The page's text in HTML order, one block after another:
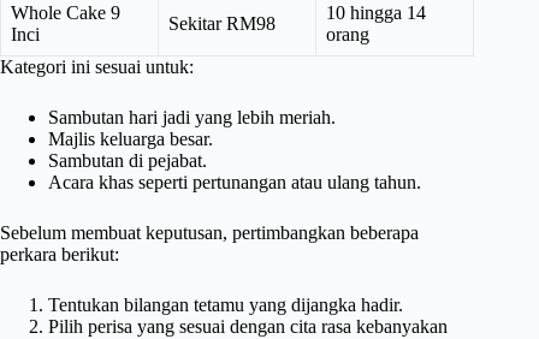
Whole Cake 9
Inci
Sekitar RM98
10 hingga 14
orang
Kategori ini sesuai untuk:
Sambutan hari jadi yang lebih meriah.
Majlis keluarga besar.
Sambutan di pejabat.
Acara khas seperti pertunangan atau ulang tahun.
Sebelum membuat keputusan, pertimbangkan beberapa
perkara berikut:
Tentukan bilangan tetamu yang dijangka hadir.
Pilih perisa yang sesuai dengan cita rasa kebanyakan